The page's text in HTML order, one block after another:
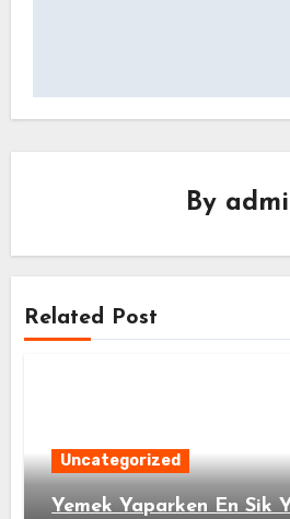
By
Related Post
Uncategorized
Yemek Yaparken En Sik